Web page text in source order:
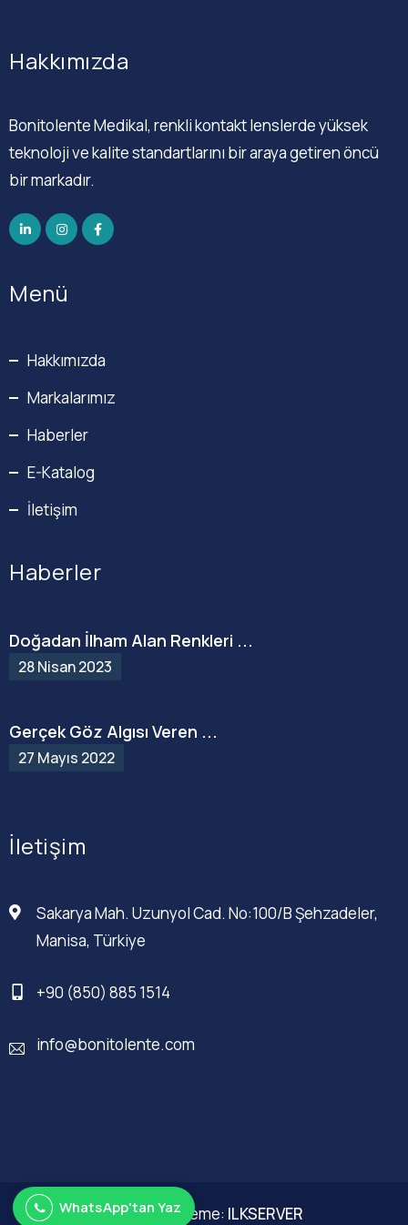
Hakkımızda
Bonitolente Medikal, renkli kontakt lenslerde yüksek
teknoloji ve kalite standartlarını bir araya getiren öncü
bir markadır.
Menü
Hakkımızda
Markalarımız
Haberler
E-Katalog
İletişim
Haberler
Doğadan İlham Alan Renkleri ...
28 Nisan 2023
Gerçek Göz Algısı Veren ...
27 Mayıs 2022
İletişim
Sakarya Mah. Uzunyol Cad. No:100/B Şehzadeler,
Manisa, Türkiye
+90 (850) 885 1514
info@bonitolente.com
Web Düzenleme: ILKSERVER
WhatsApp'tan Yaz